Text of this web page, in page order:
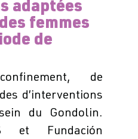
adaptées
femmes
de
de
d’interventions
du Gondolin.
et Fundación